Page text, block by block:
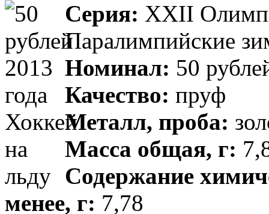
Серия: XXII
Паралимпийские
Номинал: 50
Качество: пруф
Металл, проба:
Масса общая, г:
Содержание
менее, г: 7,78